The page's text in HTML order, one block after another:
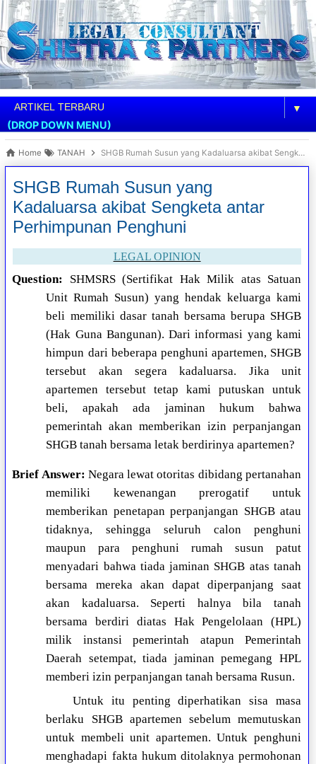
▼
(DROP DOWN MENU)
Home TANAH SHGB Rumah Susun yang Kadaluarsa akibat Sengketa antar Perhimpunan Penghuni
SHGB Rumah Susun yang
Kadaluarsa akibat Sengketa antar
Perhimpunan Penghuni
LEGAL OPINION
Question:
SHMSRS (Sertifikat Hak Milik atas Satuan
Unit Rumah Susun) yang hendak keluarga kami
beli memiliki dasar tanah bersama berupa SHGB
(Hak Guna Bangunan). Dari informasi yang kami
himpun dari beberapa penghuni apartemen, SHGB
tersebut akan segera kadaluarsa. Jika unit
apartemen tersebut tetap kami putuskan untuk
beli, apakah ada jaminan hukum bahwa
pemerintah akan memberikan izin perpanjangan
SHGB tanah bersama letak berdirinya apartemen?
Brief Answer: Negara lewat otoritas dibidang pertanahan
memiliki kewenangan prerogatif untuk
memberikan penetapan perpanjangan SHGB atau
tidaknya, sehingga seluruh calon penghuni
maupun para penghuni rumah susun patut
menyadari bahwa tiada jaminan SHGB atas tanah
bersama mereka akan dapat diperpanjang saat
akan kadaluarsa. Seperti halnya bila tanah
bersama berdiri diatas Hak Pengelolaan (HPL)
milik instansi pemerintah atapun Pemerintah
Daerah setempat, tiada jaminan pemegang HPL
memberi izin perpanjangan tanah bersama Rusun.
Untuk itu penting diperhatikan sisa masa
berlaku SHGB apartemen sebelum memutuskan
untuk membeli unit apartemen. Untuk penghuni
menghadapi fakta hukum ditolaknya permohonan